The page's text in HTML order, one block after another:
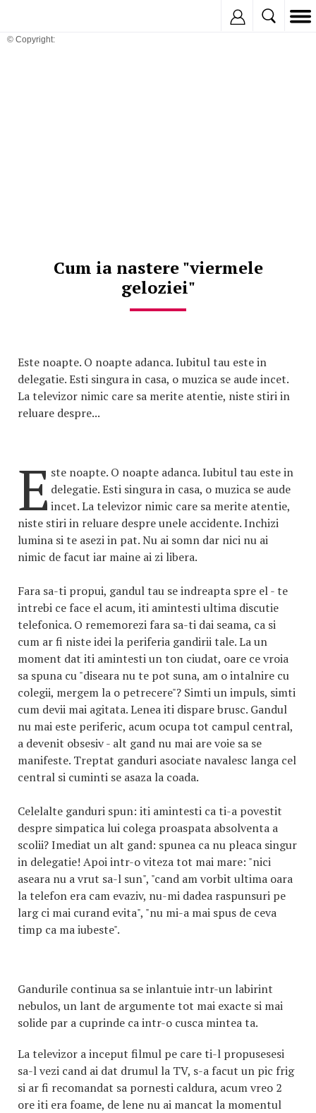
© Copyright:
Cum ia nastere "viermele
geloziei"
Este noapte. O noapte adanca. Iubitul tau este in
delegatie. Esti singura in casa, o muzica se aude incet.
La televizor nimic care sa merite atentie, niste stiri in
reluare despre...
E ste noapte. O noapte adanca. Iubitul tau este in
delegatie. Esti singura in casa, o muzica se aude
incet. La televizor nimic care sa merite atentie,
niste stiri in reluare despre unele accidente. Inchizi
lumina si te asezi in pat. Nu ai somn dar nici nu ai
nimic de facut iar maine ai zi libera.
Fara sa-ti propui, gandul tau se indreapta spre el - te
intrebi ce face el acum, iti amintesti ultima discutie
telefonica. O rememorezi fara sa-ti dai seama, ca si
cum ar fi niste idei la periferia gandirii tale. La un
moment dat iti amintesti un ton ciudat, oare ce vroia
sa spuna cu "diseara nu te pot suna, am o intalnire cu
colegii, mergem la o petrecere"? Simti un impuls, simti
cum devii mai agitata. Lenea iti dispare brusc. Gandul
nu mai este periferic, acum ocupa tot campul central,
a devenit obsesiv - alt gand nu mai are voie sa se
manifeste. Treptat ganduri asociate navalesc langa cel
central si cuminti se asaza la coada.
Celelalte ganduri spun: iti amintesti ca ti-a povestit
despre simpatica lui colega proaspata absolventa a
scolii? Imediat un alt gand: spunea ca nu pleaca singur
in delegatie! Apoi intr-o viteza tot mai mare: "nici
aseara nu a vrut sa-l sun", "cand am vorbit ultima oara
la telefon era cam evaziv, nu-mi dadea raspunsuri pe
larg ci mai curand evita", "nu mi-a mai spus de ceva
timp ca ma iubeste".
Gandurile continua sa se inlantuie intr-un labirint
nebulos, un lant de argumente tot mai exacte si mai
solide par a cuprinde ca intr-o cusca mintea ta.
La televizor a inceput filmul pe care ti-l propusesesi
sa-l vezi cand ai dat drumul la TV, s-a facut un pic frig
si ar fi recomandat sa pornesti caldura, acum vreo 2
ore iti era foame, de lene nu ai mancat la momentul